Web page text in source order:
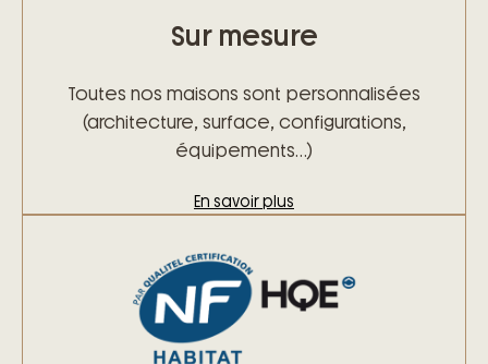
Sur mesure
Toutes nos maisons sont personnalisées
(architecture, surface, configurations,
équipements…)
En savoir plus